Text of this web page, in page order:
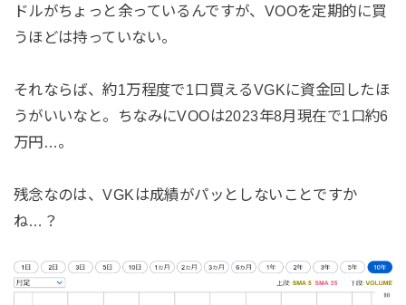
ドルがちょっと余っているんですが、VOOを定期的に買
うほどは持っていない。
それならば、約1万程度で1口買えるVGKに資金回したほ
うがいいなと。ちなみにVOOは2023年8月現在で1口約6
万円…。
残念なのは、VGKは成績がパッとしないことですか
ね…？